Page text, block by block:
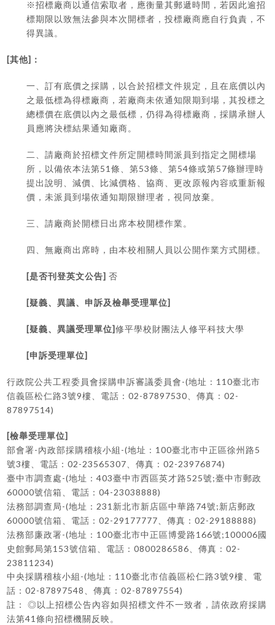
※招標廠商以通信索取者，應衡量其郵遞時間，若因此逾招
標期限以致無法參與本次開標者，投標廠商應自行負責，不
得異議。
[其他] ：
一、訂有底價之採購，以合於招標文件規定，且在底價以內
之最低標為得標廠商，若廠商未依通知限期到場，其投標之
總標價在底價以內之最低標，仍得為得標廠商，採購承辦人
員應將決標結果通知廠商。
二、請廠商於招標文件所定開標時間派員到指定之開標場
所，以備依本法第51條、第53條、第54條或第57條辦理時
提出說明、減價、比減價格、協商、更改原報內容或重新報
價，未派員到場依通知期限辦理者，視同放棄。
三、請廠商於開標日出席本校開標作業。
四、無廠商出席時，由本校相關人員以公開作業方式開標。
[是否刊登英文公告] 否
[疑義、異議、申訴及檢舉受理單位]
[疑義、異議受理單位]修平學校財團法人修平科技大學
[申訴受理單位]
行政院公共工程委員會採購申訴審議委員會 -(地址： 110臺北市
信義區松仁路3號9樓、電話：02-87897530、傳真：02-
87897514)
[檢舉受理單位]
部會署- 內政部採購稽核小組 -(地址： 100臺北市中正區徐州路 5
號3樓、電話：02-23565307、傳真：02-23976874)
臺中市調查處 -(地址：403臺中市西區英才路 525號;臺中市郵政
60000號信箱、電話：04-23038888)
法務部調查局 -(地址：231 新北市新店區中華路 74號; 新店郵政
60000號信箱、電話：02-29177777、傳真：02-29188888)
法務部廉政署-(地址： 100臺北市中正區博愛路 166號;100006 國
史館郵局第153號信箱、電話：0800286586、傳真：02-
23811234)
中央採購稽核小組 -(地址： 110臺北市信義區松仁路3號9樓、電
話：02-87897548 、傳真：02-87897554)
註： ◎ 以上招標公告內容如與招標文件不一致者，請依政府採購
法第41條向招標機關反映。